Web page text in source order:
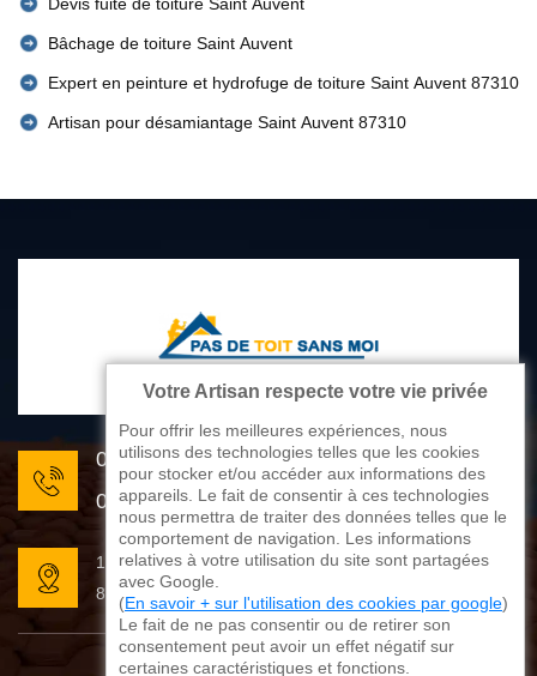
Bâchage de toiture Saint Auvent
Expert en peinture et hydrofuge de toiture Saint Auvent 87310
Artisan pour désamiantage Saint Auvent 87310
05 33 06 22 81
07 80 33 28 62
176 avenue de Limoges
87270 Couzeix
Votre Artisan respecte votre vie privée
Pour offrir les meilleures expériences, nous
utilisons des technologies telles que les cookies
pour stocker et/ou accéder aux informations des
appareils. Le fait de consentir à ces technologies
nous permettra de traiter des données telles que le
comportement de navigation. Les informations
relatives à votre utilisation du site sont partagées
avec Google.
(En savoir + sur l'utilisation des cookies par google)
Le fait de ne pas consentir ou de retirer son
consentement peut avoir un effet négatif sur
certaines caractéristiques et fonctions.